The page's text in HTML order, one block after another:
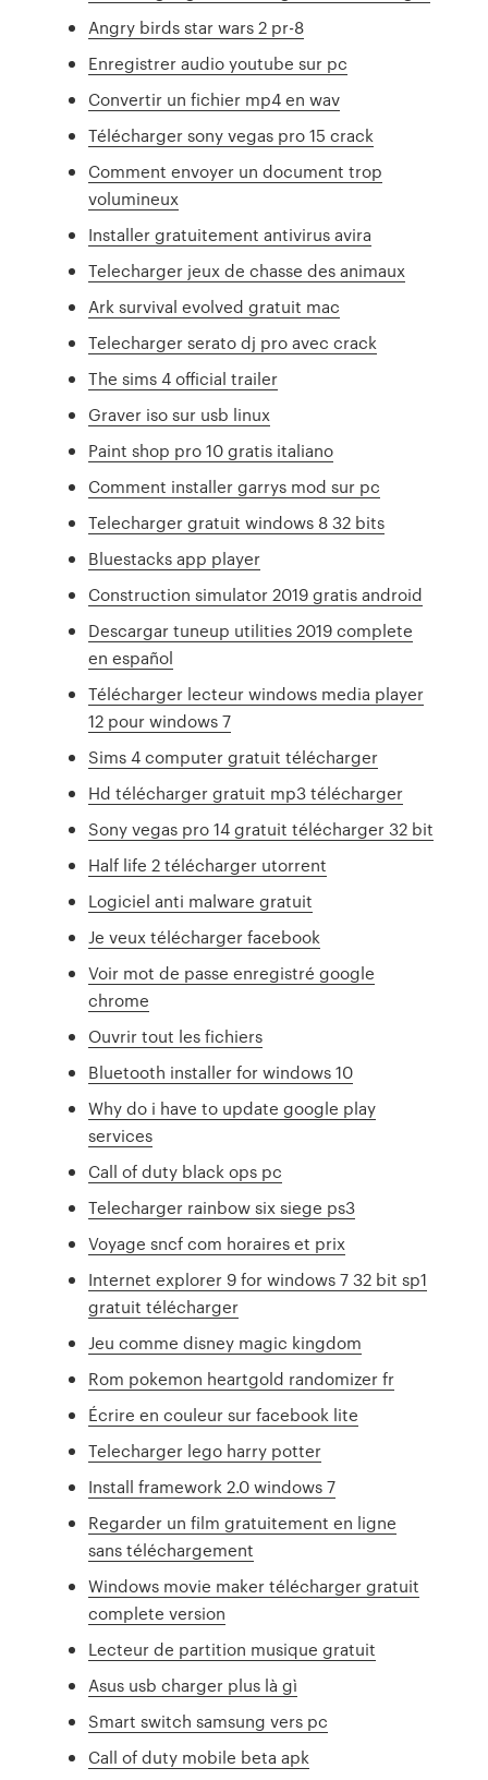
Angry birds star wars 2 pr-8
Enregistrer audio youtube sur pc
Convertir un fichier mp4 en wav
Télécharger sony vegas pro 15 crack
Comment envoyer un document trop
volumineux
Installer gratuitement antivirus avira
Telecharger jeux de chasse des animaux
Ark survival evolved gratuit mac
Telecharger serato dj pro avec crack
The sims 4 official trailer
Graver iso sur usb linux
Paint shop pro 10 gratis italiano
Comment installer garrys mod sur pc
Telecharger gratuit windows 8 32 bits
Bluestacks app player
Construction simulator 2019 gratis android
Descargar tuneup utilities 2019 complete
en español
Télécharger lecteur windows media player
12 pour windows 7
Sims 4 computer gratuit télécharger
Hd télécharger gratuit mp3 télécharger
Sony vegas pro 14 gratuit télécharger 32 bit
Half life 2 télécharger utorrent
Logiciel anti malware gratuit
Je veux télécharger facebook
Voir mot de passe enregistré google
chrome
Ouvrir tout les fichiers
Bluetooth installer for windows 10
Why do i have to update google play
services
Call of duty black ops pc
Telecharger rainbow six siege ps3
Voyage sncf com horaires et prix
Internet explorer 9 for windows 7 32 bit sp1
gratuit télécharger
Jeu comme disney magic kingdom
Rom pokemon heartgold randomizer fr
Écrire en couleur sur facebook lite
Telecharger lego harry potter
Install framework 2.0 windows 7
Regarder un film gratuitement en ligne
sans téléchargement
Windows movie maker télécharger gratuit
complete version
Lecteur de partition musique gratuit
Asus usb charger plus là gì
Smart switch samsung vers pc
Call of duty mobile beta apk